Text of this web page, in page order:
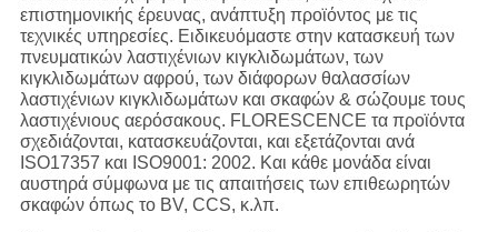
επιστημονικής έρευνας, ανάπτυξη προϊόντος με τις
τεχνικές υπηρεσίες. Ειδικευόμαστε στην κατασκευή των
πνευματικών λαστιχένιων κιγκλιδωμάτων, των
κιγκλιδωμάτων αφρού, των διάφορων θαλασσίων
λαστιχένιων κιγκλιδωμάτων και σκαφών & σώζουμε τους
λαστιχένιους αερόσακους. FLORESCENCE τα προϊόντα
σχεδιάζονται, κατασκευάζονται, και εξετάζονται ανά
ISO17357 και ISO9001: 2002. Και κάθε μονάδα είναι
αυστηρά σύμφωνα με τις απαιτήσεις των επιθεωρητών
σκαφών όπως το BV, CCS, κ.λπ.